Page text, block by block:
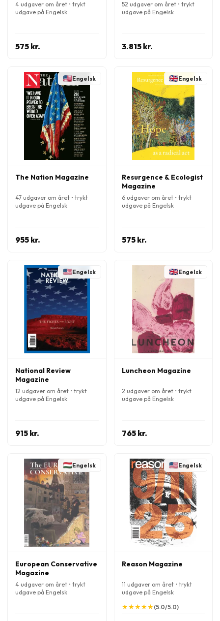
4 udgaver om året • trykt
udgave på Engelsk
575 kr.
52 udgaver om året • trykt
udgave på Engelsk
3.815 kr.
Engelsk
The Nation Magazine
47 udgaver om året • trykt
udgave på Engelsk
955 kr.
Engelsk
Resurgence & Ecologist
Magazine
6 udgaver om året • trykt
udgave på Engelsk
575 kr.
Engelsk
National Review
Magazine
12 udgaver om året • trykt
udgave på Engelsk
915 kr.
Engelsk
Luncheon Magazine
2 udgaver om året • trykt
udgave på Engelsk
765 kr.
Engelsk
European Conservative
Magazine
4 udgaver om året • trykt
udgave på Engelsk
Engelsk
Reason Magazine
11 udgaver om året • trykt
udgave på Engelsk
★
★★
★★
★★
★★
★(5.0/5.0)